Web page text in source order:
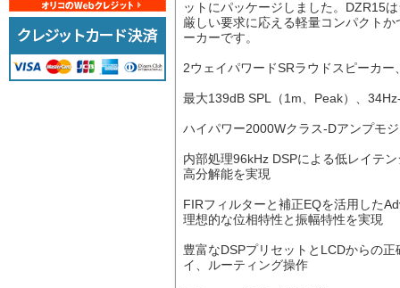
ットにパッケージしました。DZR15
厳しい要求に応える軽量コンパクト
ーカーです。
2ウェイパワードSRラウドスピーカ
最大139dB SPL（1m、Peak）、
ハイパワー2000Wクラス-Dアンプモ
内部処理96kHz DSPによる低レイテ
高分解能を実現
FIRフィルターと補正EQを活用した
理想的な位相特性と振幅特性を実現
豊富なDSPプリセットとLCDからの
イ、ルーティング操作